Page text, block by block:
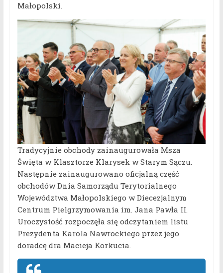
Małopolski.
Tradycyjnie obchody zainaugurowała Msza
Święta w Klasztorze Klarysek w Starym Sączu.
Następnie zainaugurowano oficjalną część
obchodów Dnia Samorządu Terytorialnego
Województwa Małopolskiego w Diecezjalnym
Centrum Pielgrzymowania im. Jana Pawła II.
Uroczystość rozpoczęła się odczytaniem listu
Prezydenta Karola Nawrockiego przez jego
doradcę dra Macieja Korkucia.